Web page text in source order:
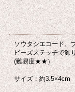
ソウタシエコード、
ビーズステッチで飾
(難易度★★）
サイズ：約3.5×4cm